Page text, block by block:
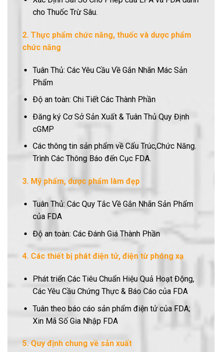
cho Thuốc Trừ Sâu.
2. Thực phẩm chức năng, thuốc và dược phẩm
chức năng
Tuân Thủ: Các Yêu Cầu Về Gắn Nhãn Mác Sản
Phẩm
Độ an toàn: Chi Tiết Các Thành Phần
Đăng ký Cơ Sở Sản Xuất & Tuân Thủ Quy Định
cGMP
Các thông tin sản phẩm về Cấu Trúc,Chức Năng.
Trình Các Thông Báo đến Cục FDA.
3. Mỹ phẩm, dược phẩm làm đẹp
Tuân Thủ: Các Quy Tắc Về Gắn Nhãn Sản Phẩm
của FDA
Độ an toàn: Các Đánh Giá Thành Phần
4. Các thiết bị phát điện tử, điện từ phóng xạ
Phát triển Các Tiêu Chuẩn Hiệu Quả Hoạt Động,
Các Yêu Cầu Chứng Thực & Báo Cáo của FDA
Tuân theo báo cáo sản phẩm điện tử của FDA;
Xin Mã Số Gia Nhập FDA
5. Quy định chung về sản xuất